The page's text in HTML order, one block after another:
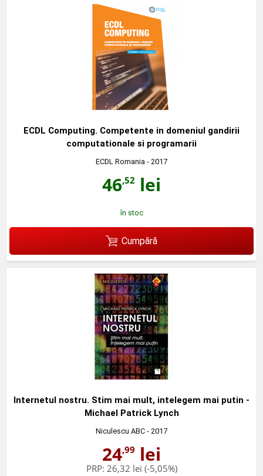
ECDL Computing. Competente in domeniul gandirii
computationale si programarii
ECDL Romania - 2017
46,52 lei
în stoc
Cumpără
Internetul nostru. Stim mai mult, intelegem mai putin -
Michael Patrick Lynch
Niculescu ABC - 2017
24,99 lei
PRP: 26,32 lei (-5,05%)